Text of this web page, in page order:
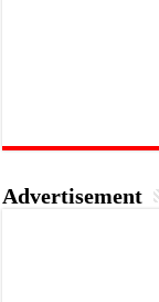
Advertisement